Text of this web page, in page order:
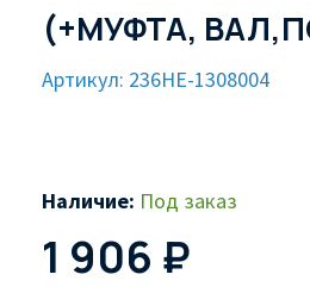
(+МУФТА,
Артикул: 236НЕ-1308004
Наличие: Под заказ
1 906 ₽